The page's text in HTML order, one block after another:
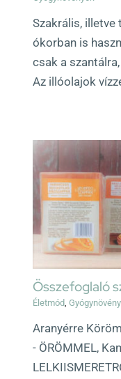
Szakrális,
ókorban is
csak a
Az illóolajok
Összefoglaló
Életmód,
Aranyérre
- ÖRÖMMEL,